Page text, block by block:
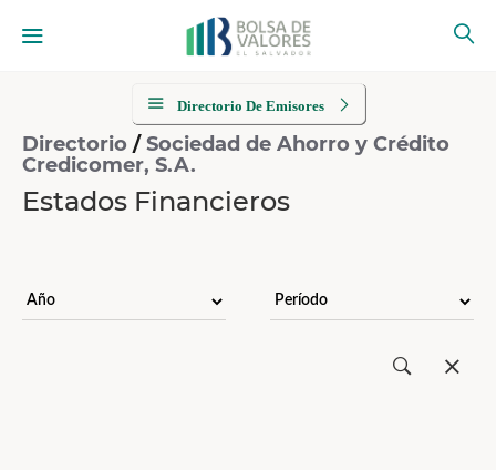
Directorio De Emisores
Directorio /Sociedad de Ahorro y Crédito
Credicomer, S.A.
Estados Financieros